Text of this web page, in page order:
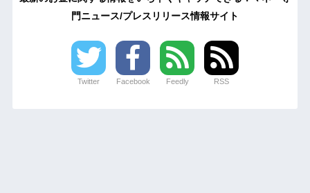
門ニュース/プレスリリース情報サイト
Twitter Facebook Feedly RSS